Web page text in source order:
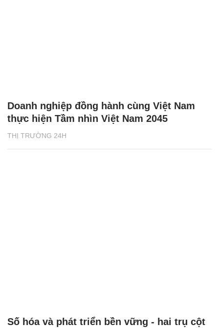
THỊ TRƯỜNG 24H
Doanh nghiệp đồng hành cùng Việt Nam
thực hiện Tầm nhìn Việt Nam 2045
Số hóa và phát triển bền vững - hai trụ cột